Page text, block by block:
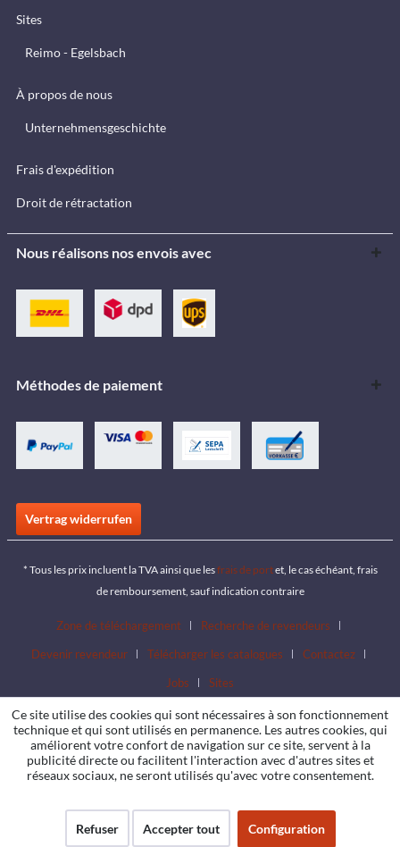
Sites
Reimo - Egelsbach
À propos de nous
Unternehmensgeschichte
Frais d'expédition
Droit de rétractation
Nous réalisons nos envois avec
Méthodes de paiement
Vertrag widerrufen
* Tous les prix incluent la TVA ainsi que lesfrais de portet, le cas échéant, frais
de remboursement, sauf indication contraire
Zone de téléchargement
Recherche de revendeurs
Devenir revendeur
Télécharger les catalogues
Contactez
Jobs
Sites
Ce site utilise des cookies qui sont nécessaires à son fonctionnement
technique et qui sont utilisés en permanence. Les autres cookies, qui
améliorent votre confort de navigation sur ce site, servent à la
publicité directe ou facilitent l'interaction avec d'autres sites et
réseaux sociaux, ne seront utilisés qu'avec votre consentement.
Refuser Accepter tout Configuration